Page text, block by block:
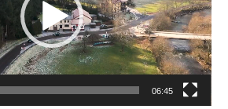
06:45